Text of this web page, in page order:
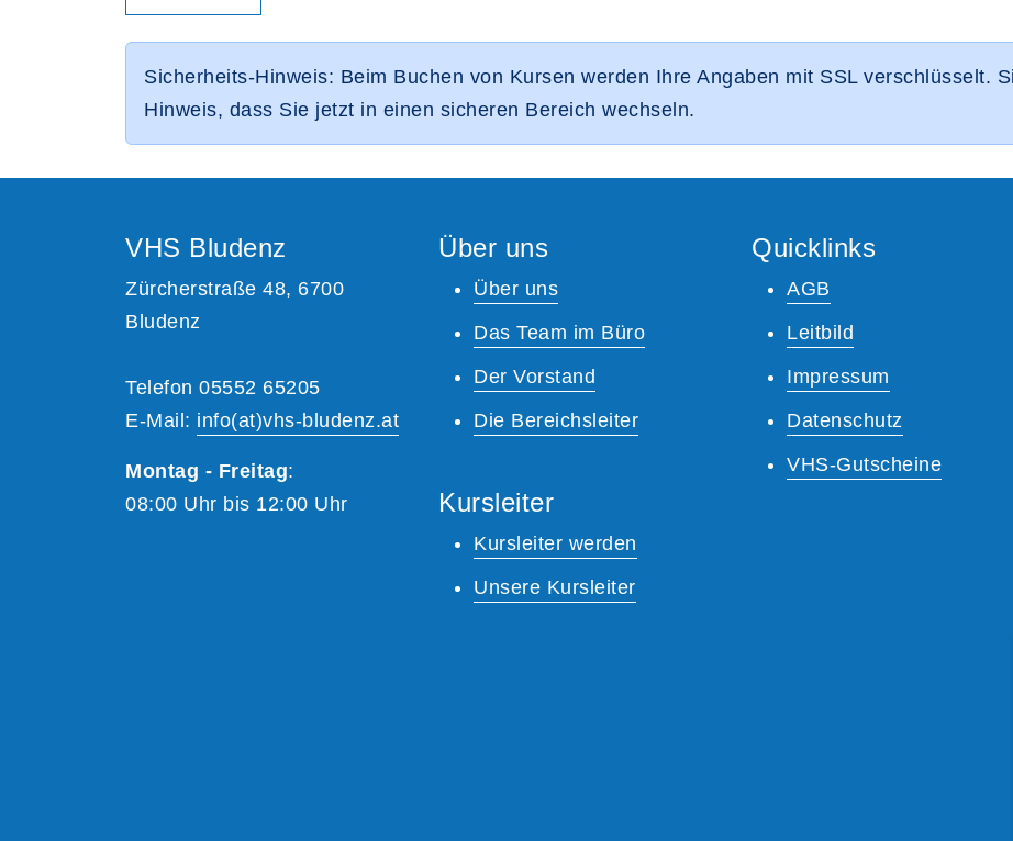
Sicherheits-Hinweis: Beim Buchen von Kursen werden Ihre Angaben mit SSL verschlüsselt.
Hinweis, dass Sie jetzt in einen sicheren Bereich wechseln.
VHS Bludenz
Zürcherstraße 48, 6700
Bludenz
Telefon 05552 65205
E-Mail: info(at)vhs-bludenz.at
Montag - Freitag:
08:00 Uhr bis 12:00 Uhr
Über uns
Über uns
Das Team im Büro
Der Vorstand
Die Bereichsleiter
Kursleiter
Kursleiter werden
Unsere Kursleiter
Quicklinks
AGB
Leitbild
Impressum
Datenschutz
VHS-Gutscheine